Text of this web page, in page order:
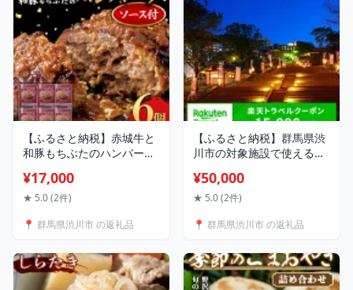
【ふるさと納税】赤城牛と
和豚もちぶたのハンバーグ
き） セット レトルト 食品
湯せん 湯煎 一人暮らし
¥17,000
★ 5.0 (2件)
📍 群馬県渋川市 の返礼品
【ふるさと納税】群馬県渋
川市の対象施設で使える楽
50,000円 伊香保温泉 宿泊
旅行 観光 ホテル 旅館 F4H-
¥50,000
★ 5.0 (2件)
📍 群馬県渋川市 の返礼品